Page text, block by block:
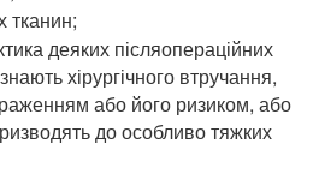
тканин;
деяких післяопераційних
хірургічного втручання,
або його ризиком, або
до особливо тяжких